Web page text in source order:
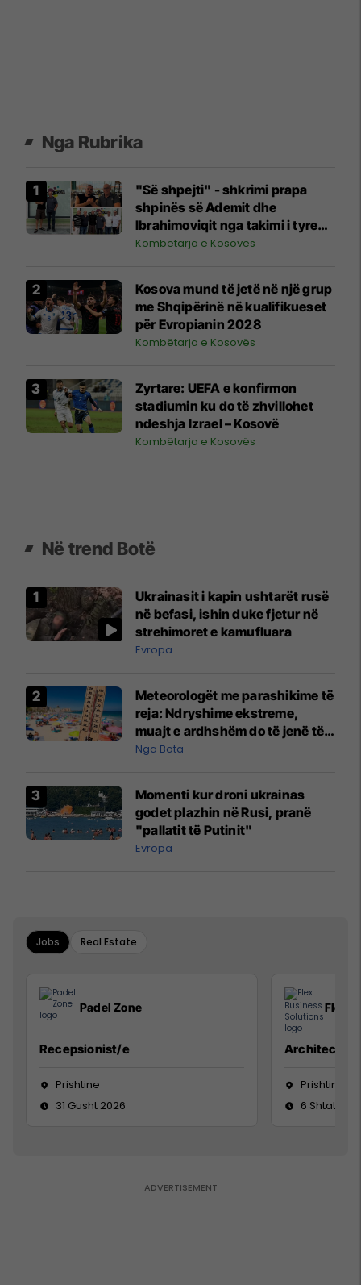
Nga Rubrika
"Së shpejti" - shkrimi prapa
shpinës së Ademit dhe
Ibrahimoviqit nga takimi i tyre
shihet si shenjë që ylli i Bayernit
Kombëtarja e Kosovës
Kosova mund të jetë në një grup
me Shqipërinë në kualifikueset
për Evropianin 2028
Kombëtarja e Kosovës
Zyrtare: UEFA e konfirmon
stadiumin ku do të zhvillohet
ndeshja Izrael – Kosovë
Kombëtarja e Kosovës
Në trend Botë
Ukrainasit i kapin ushtarët rusë
në befasi, ishin duke fjetur në
strehimoret e kamufluara
Evropa
Meteorologët me parashikime të
reja: Ndryshime ekstreme,
muajt e ardhshëm do të jenë të
pazakontë
Nga Bota
Momenti kur droni ukrainas
godet plazhin në Rusi, pranë
"pallatit të Putinit"
Evropa
Jobs Real Estate
Padel Zone
Recepsionist/e
Prishtine
31 Gusht 2026
Flex
Architect
Prishtinë
6 Shtator